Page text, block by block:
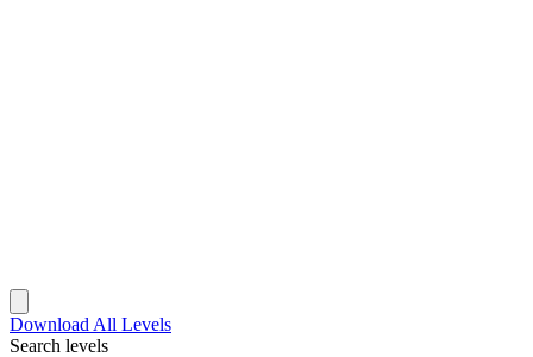
Download All Levels
Search levels